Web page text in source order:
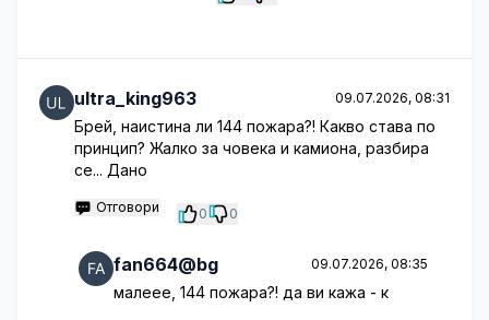
ultra_king963 09.07.2026, 08:31
Брей, наистина ли 144 пожара?! Какво става по
принцип? Жалко за човека и камиона, разбира
се... Дано
Отговори 0 0
fan664@bg 09.07.2026, 08:35
малеее, 144 пожара?! да ви кажа - к